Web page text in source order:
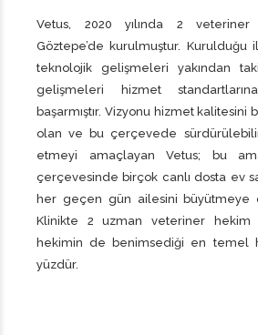
Vetus, 2020 yılında 2 veteriner
Göztepe’de kurulmuştur.
teknolojik gelişmeleri yakından
gelişmeleri hizmet
başarmıştır. Vizyonu hizmet
olan ve bu çerçevede
etmeyi amaçlayan Vetus; bu
çerçevesinde birçok canlı dosta ev
her geçen gün ailesini büyütmeye
Klinikte 2 uzman veteriner hekim
hekimin de benimsediği en temel
yüzdür.